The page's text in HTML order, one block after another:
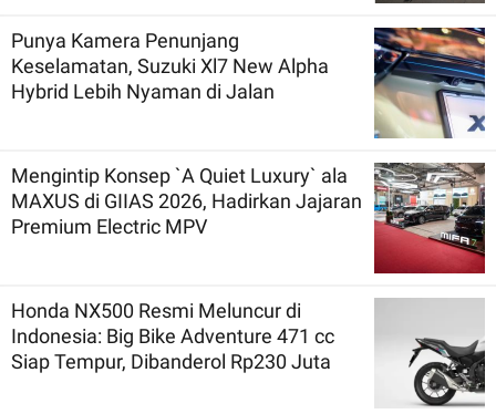
Punya Kamera Penunjang
Keselamatan, Suzuki Xl7 New Alpha
Hybrid Lebih Nyaman di Jalan
Mengintip Konsep `A Quiet Luxury` ala
MAXUS di GIIAS 2026, Hadirkan Jajaran
Premium Electric MPV
Honda NX500 Resmi Meluncur di
Indonesia: Big Bike Adventure 471 cc
Siap Tempur, Dibanderol Rp230 Juta